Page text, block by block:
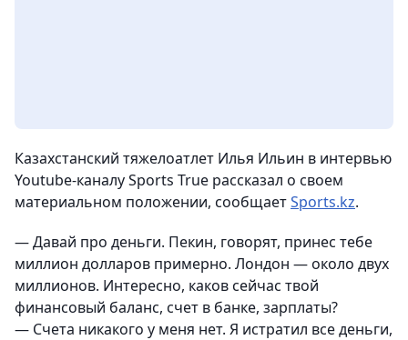
Казахстанский тяжелоатлет Илья Ильин в интервью
Youtube-каналу Sports True рассказал о своем
материальном положении, сообщаетSports.kz.
— Давай про деньги. Пекин, говорят, принес тебе
миллион долларов примерно. Лондон — около двух
миллионов. Интересно, каков сейчас твой
финансовый баланс, счет в банке, зарплаты?
— Счета никакого у меня нет. Я истратил все деньги,